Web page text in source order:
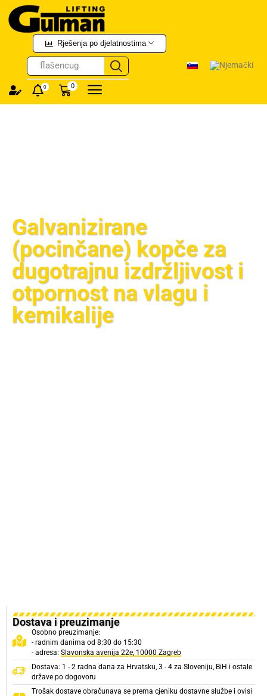
Rješenja po djelatnostima
flašencug
0 0
Galvanizirane
(pocinčane) kopče za
dugotrajnu izdržljivost i
otpornost na vlagu i
kemikalije
Dostava i preuzimanje
Osobno preuzimanje:
- radnim danima od 8:30 do 15:30
- adresa: Slavonska avenija 22e, 10000 Zagreb
Dostava: 1 - 2 radna dana za Hrvatsku, 3 - 4 za Sloveniju, BiH i ostale
države po dogovoru
Trošak dostave obračunava se prema cjeniku dostavne službe i ovisi